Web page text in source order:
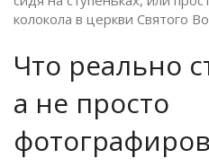
колокола в церкви Святого
Что реально
а не просто